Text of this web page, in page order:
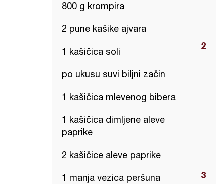
800 g krompira
2 pune kašike ajvara
1 kašičica soli
po ukusu suvi biljni začin
1 kašičica mlevenog bibera
1 kašičica dimljene aleve
paprike
2 kašičice aleve paprike
1 manja vezica peršuna